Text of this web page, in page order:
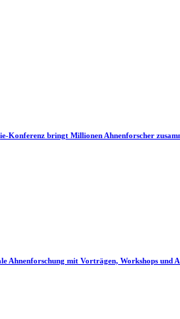
Konferenz bringt Millionen Ahnenforscher
Ahnenforschung mit Vorträgen, Workshops und